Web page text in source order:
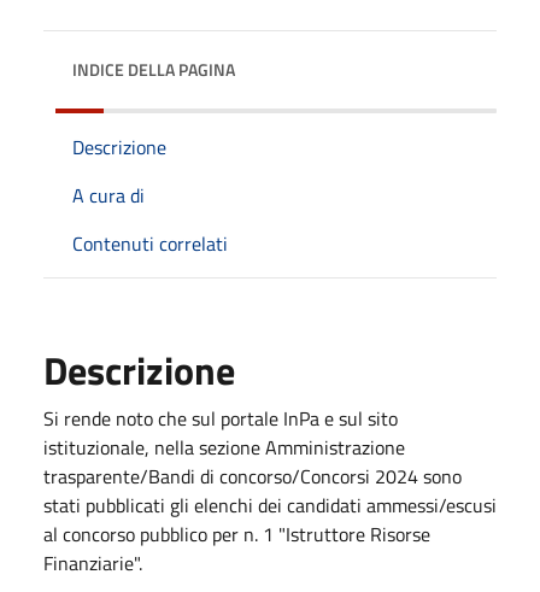
INDICE DELLA PAGINA
Descrizione
A cura di
Contenuti correlati
Descrizione
Si rende noto che sul portale InPa e sul sito
istituzionale, nella sezione Amministrazione
trasparente/Bandi di concorso/Concorsi 2024 sono
stati pubblicati gli elenchi dei candidati ammessi/escusi
al concorso pubblico per n. 1 "Istruttore Risorse
Finanziarie".